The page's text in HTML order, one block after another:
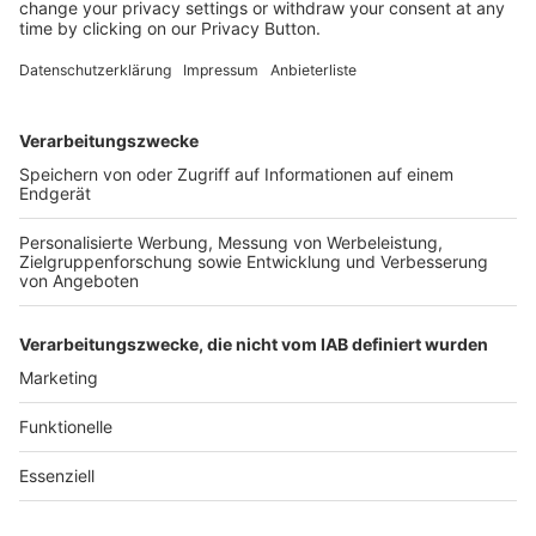
Kostenlose Rücksendung bis zu 14 Tage nach
Bestelleingang (innerhalb Deutschlands).
Versandkosten.
Der Bestellprozess ist mit Hilfe eines SSL-
SERVICE HOTLINE
SHOP SERVICE